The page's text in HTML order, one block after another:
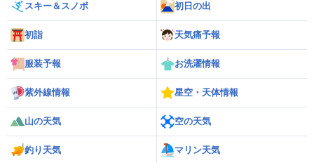
スキー＆スノボ 初日の出
初詣 天気痛予報
服装予報 お洗濯情報
紫外線情報 星空・天体情報
山の天気 空の天気
釣り天気 マリン天気